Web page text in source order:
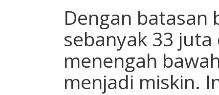
Dengan batasan
sebanyak 33
menengah
menjadi miskin.